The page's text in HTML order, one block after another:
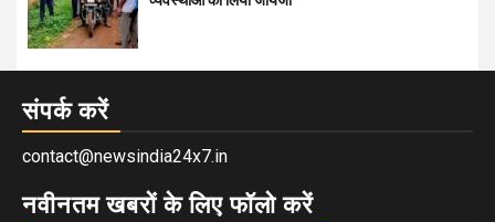
संपर्क करें
contact@newsindia24x7.in
नवीनतम खबरों के लिए फॉलो करें